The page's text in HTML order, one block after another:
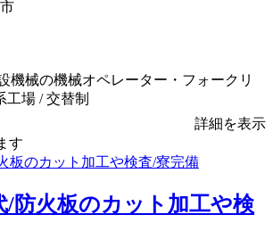
機械の機械オペレーター・フォークリ
工場 / 交替制
詳細を表示
す
/防火板のカット加工や検